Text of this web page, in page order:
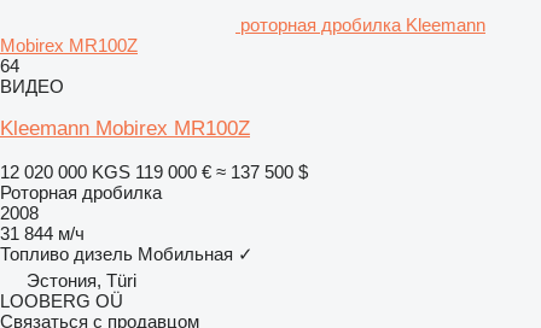
роторная дробилка Kleemann
Mobirex MR100Z
64
ВИДЕО
Kleemann Mobirex MR100Z
12 020 000 KGS 119 000 € ≈ 137 500 $
Роторная дробилка
2008
31 844 м/ч
Топливо дизель Мобильная ✓
Эстония, Türi
LOOBERG OÜ
Связаться с продавцом